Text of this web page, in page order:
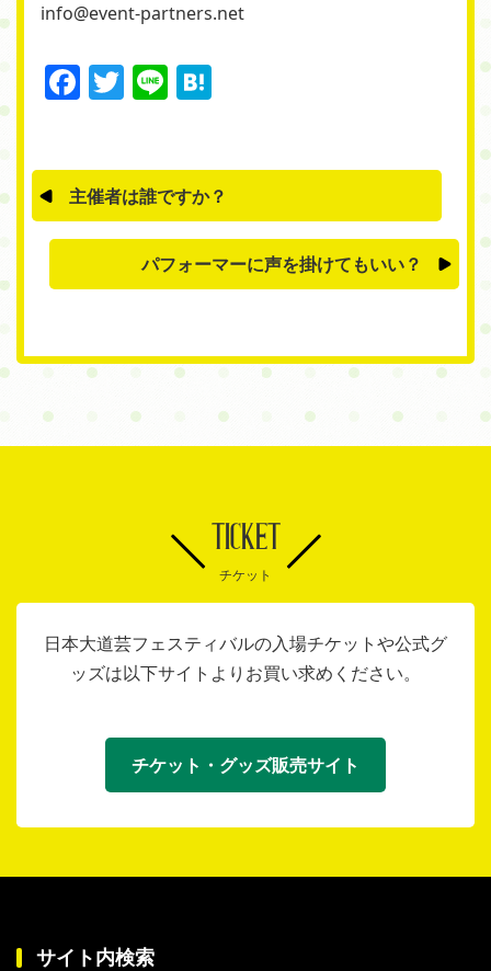
info@event-partners.net
Facebook
Twitter
Line
主催者は誰ですか？
パフォーマーに声を掛けてもいい？
TICKET
チケット
日本大道芸フェスティバルの入場チケットや公式グ
ッズは以下サイトよりお買い求めください。
チケット・グッズ販売サイト
サイト内検索